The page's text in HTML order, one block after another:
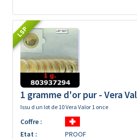
LSP
1 gramme d'or pur - Vera
Issu d un lot de 10 Vera Valor 1 once
Coffre :
Etat :
PROOF